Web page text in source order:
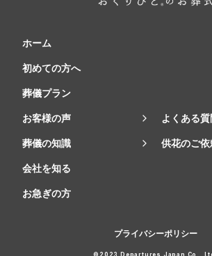
ホーム
初めての方へ
葬儀プラン
お客様の声 よくある質
葬儀の知識 供花のご依
会社を知る
お急ぎの方
プライバシーポリシー